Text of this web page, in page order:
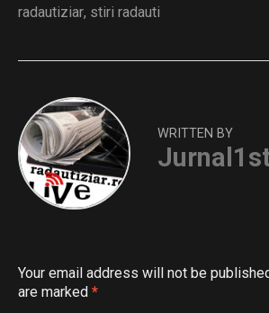
radautiziar, stiri radauti
WRITTEN BY
Your email address will not be
are marked *